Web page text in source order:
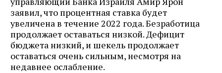
заявил, что процентная ставка будет
увеличена в течение 2022 года. Безработица
продолжает оставаться низкой. Дефицит
бюджета низкий, и шекель продолжает
оставаться очень сильным, несмотря на
недавнее ослабление.